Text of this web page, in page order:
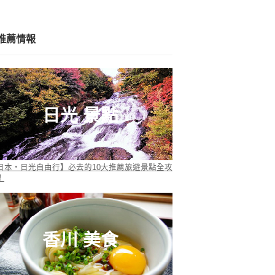
薦情報
日光 景點
本・日光自由行】必去的10大推薦旅遊景點全攻
香川 美食